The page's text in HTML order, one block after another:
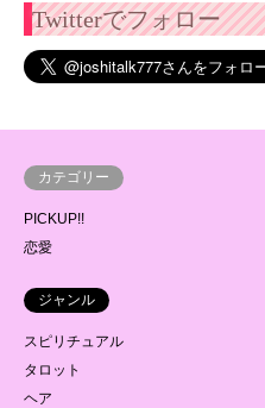
Twitterでフォロー
カテゴリー
PICKUP!!
恋愛
ジャンル
スピリチュアル
タロット
ヘア